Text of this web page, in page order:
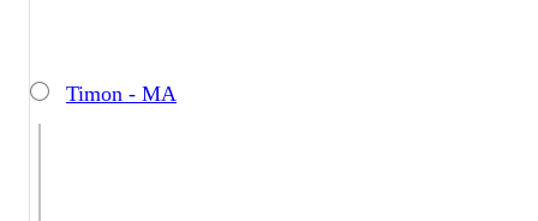
Timon - MA